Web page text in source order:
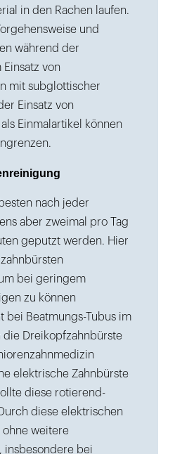
in den Rachen laufen.
und
während der
von
mit subglottischer
Einsatz von
Einmalartikel können
nach jeder
aber zweimal pro Tag
geputzt werden. Hier
bei geringem
zu können
bei Beatmungs-Tubus im
die Dreikopfzahnbürste
elektrische Zahnbürste
diese rotierend-
diese elektrischen
ohne weitere
insbesondere bei